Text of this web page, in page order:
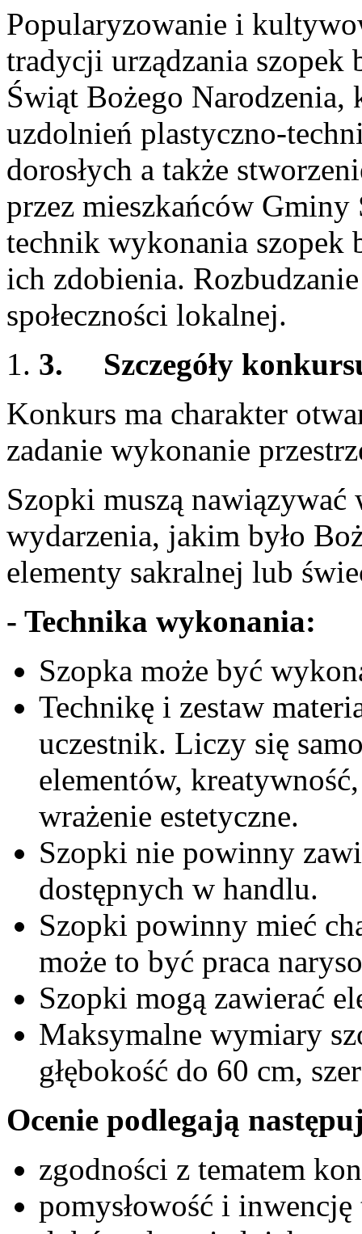
Popularyzowanie i
tradycji urządzania szopek
Świąt Bożego Narodzenia,
uzdolnień plastyczno-
dorosłych a także
przez mieszkańców Gminy
technik wykonania szopek
ich zdobienia.
społeczności lokalnej.
3. Szczegóły
Konkurs ma charakter
zadanie wykonanie
Szopki muszą
wydarzenia, jakim było
elementy sakralnej lub
- Technika wykonania:
Szopka może być
Technikę i zestaw
uczestnik. Liczy się
elementów,
wrażenie estetyczne.
Szopki nie powinny
dostępnych w handlu.
Szopki powinny mieć
może to być praca
Szopki mogą zawierać
Maksymalne wymiary
głębokość do 60 cm,
Ocenie podlegają
zgodności z tematem
pomysłowość i